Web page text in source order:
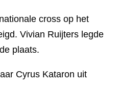
cross op het
Vivian Ruijters legde
plaats.
Cyrus Kataron uit